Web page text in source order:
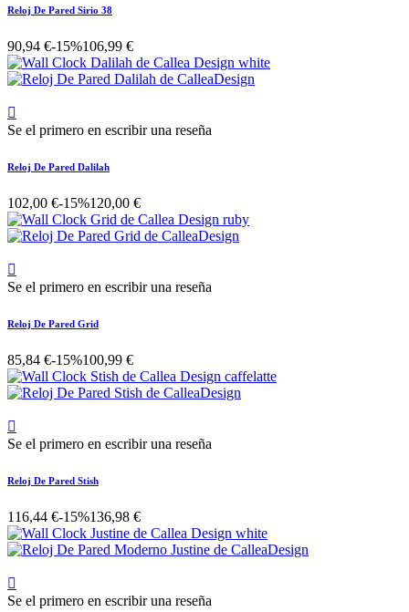
Reloj De Pared Sirio 38
90,94 €-15%106,99 €

Se el primero en escribir una reseña
Reloj De Pared Dalilah
102,00 €-15%120,00 €

Se el primero en escribir una reseña
Reloj De Pared Grid
85,84 €-15%100,99 €

Se el primero en escribir una reseña
Reloj De Pared Stish
116,44 €-15%136,98 €

Se el primero en escribir una reseña